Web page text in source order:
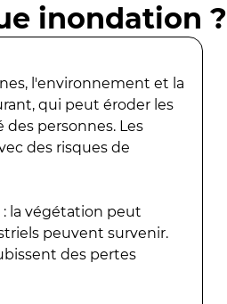
inondation ?
l'environnement et la
qui peut éroder les
personnes. Les
des risques de
la végétation peut
peuvent survenir.
des pertes